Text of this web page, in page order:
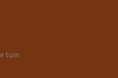
tuin